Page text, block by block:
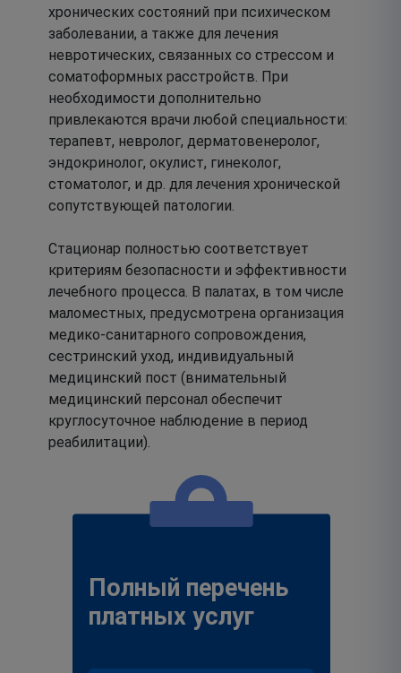
хронических состояний при психическом
заболевании, а также для лечения
невротических, связанных со стрессом и
соматоформных расстройств. При
необходимости дополнительно
привлекаются врачи любой специальности:
терапевт, невролог, дерматовенеролог,
эндокринолог, окулист, гинеколог,
стоматолог, и др. для лечения хронической
сопутствующей патологии.
Стационар полностью соответствует
критериям безопасности и эффективности
лечебного процесса. В палатах, в том числе
маломестных, предусмотрена организация
медико-санитарного сопровождения,
сестринский уход, индивидуальный
медицинский пост (внимательный
медицинский персонал обеспечит
круглосуточное наблюдение в период
реабилитации).
Полный перечень
платных услуг